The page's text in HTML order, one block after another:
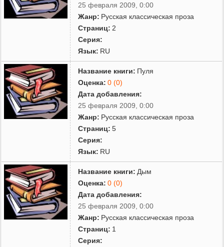
25 февраля 2009, 0:00
Жанр: Русская классическая проза
Страниц: 2
Серия:
Язык: RU
Название книги: Пуля
Оценка: 0 (0)
Дата добавления:
25 февраля 2009, 0:00
Жанр: Русская классическая проза
Страниц: 5
Серия:
Язык: RU
Название книги: Дым
Оценка: 0 (0)
Дата добавления:
25 февраля 2009, 0:00
Жанр: Русская классическая проза
Страниц: 1
Серия: